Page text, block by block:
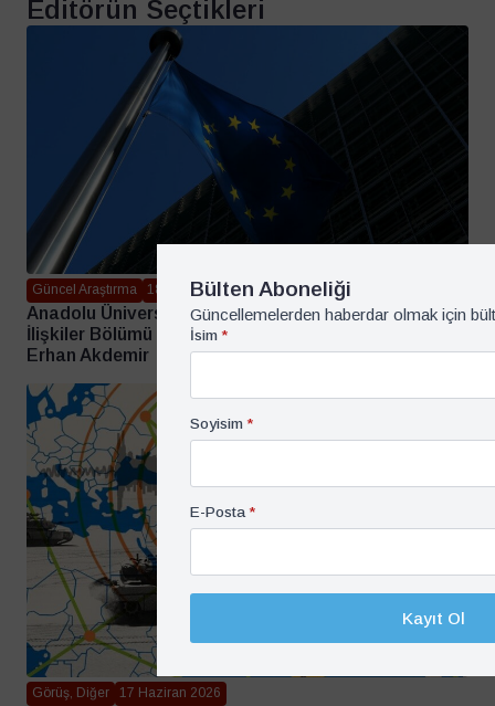
Editörün Seçtikleri
Güncel Araştırma 18 Haziran 2026
Anadolu Üniversitesi İktisat Fakültesi Uluslararası
İlişkiler Bölümü Öğrencilerinin Avrupa Birliği Algısı –
Erhan Akdemir
Görüş, Diğer 17 Haziran 2026
Bülten Aboneliği
Güncellemelerden haberdar olmak için
İsim *
Soyisim *
E-Posta *
Kayıt Ol